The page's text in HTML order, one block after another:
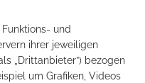
und
ihrer jeweiligen
„Drittanbieter”) bezogen
um Grafiken, Videos